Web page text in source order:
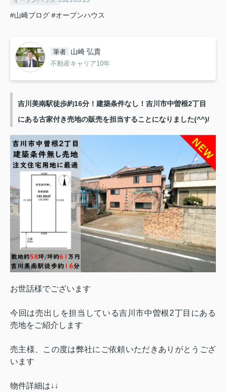
#山崎ブログ #オープンハウス
筆者 山崎 弘貴
不動産キャリア10年
吉川美南駅徒歩約16分！建築条件なし！吉川市中曽根2丁目
にある古家付き売地の販売を担当することになりました(^^)/
お世話様でございます
今回は売出しを担当している吉川市中曽根2丁目にある
売地をご紹介します
売主様、この度は弊社にご依頼いただきありがとうござ
います
物件詳細は↓↓